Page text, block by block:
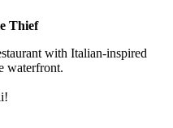
Thief
with Italian-inspired
waterfront.